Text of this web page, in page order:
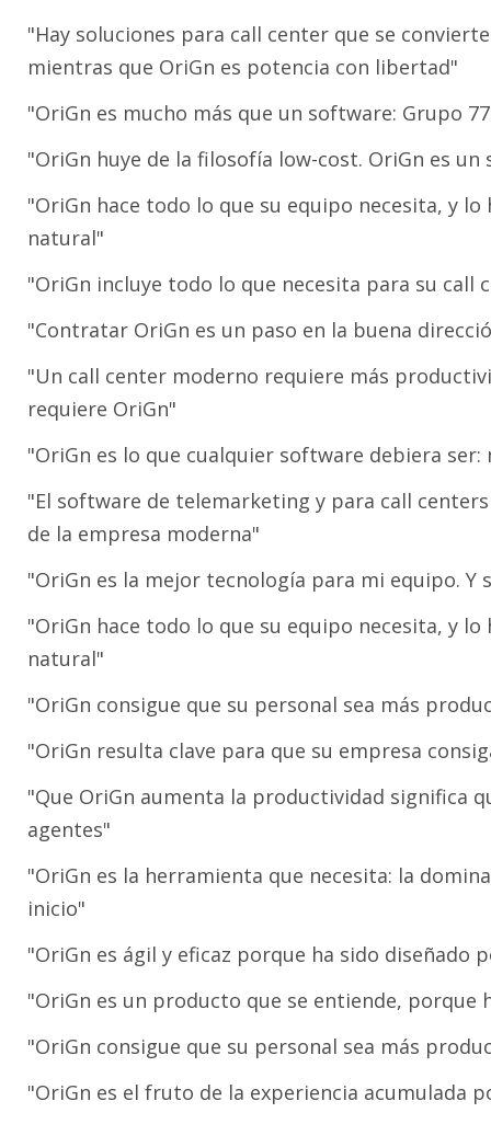
"Hay soluciones para call center que se
mientras que OriGn es potencia con libertad"
"OriGn es mucho más que un software: Grupo
"OriGn huye de la filosofía low-cost. OriGn es
"OriGn hace todo lo que su equipo necesita, y
natural"
"OriGn incluye todo lo que necesita para su call
"Contratar OriGn es un paso en la buena
"Un call center moderno requiere más
requiere OriGn"
"OriGn es lo que cualquier software debiera
"El software de telemarketing y para call
de la empresa moderna"
"OriGn es la mejor tecnología para mi equipo. Y
"OriGn hace todo lo que su equipo necesita, y
natural"
"OriGn consigue que su personal sea más
"OriGn resulta clave para que su empresa
"Que OriGn aumenta la productividad significa
agentes"
"OriGn es la herramienta que necesita: la
inicio"
"OriGn es ágil y eficaz porque ha sido
"OriGn es un producto que se entiende, porque
"OriGn consigue que su personal sea más
"OriGn es el fruto de la experiencia acumulada